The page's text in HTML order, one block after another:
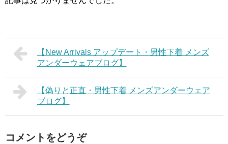
【New Arrivals アップデート・男性下着 メンズ
アンダーウェアブログ】
【偽りと正直・男性下着 メンズアンダーウェア
ブログ】
コメントをどうぞ